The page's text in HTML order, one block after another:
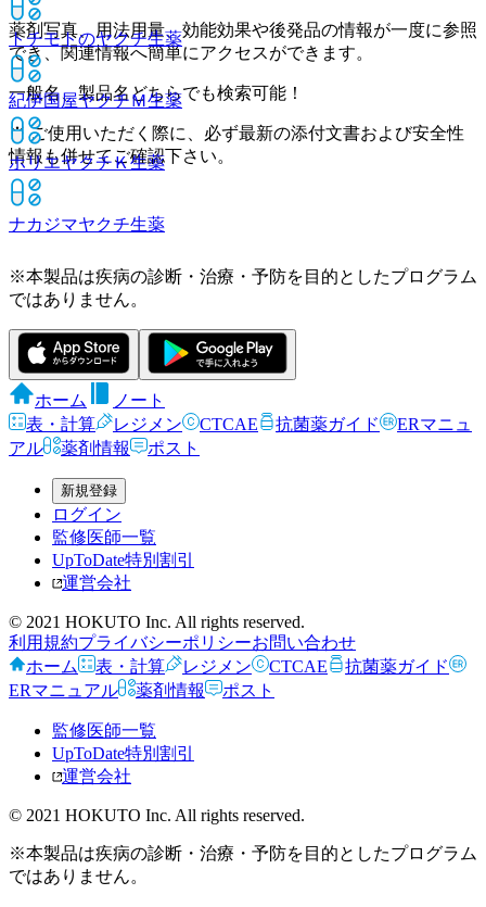
トチモトのヤクチ生薬
紀伊国屋ヤクチＭ生薬
ホリエヤクチＫ生薬
ナカジマヤクチ生薬
薬剤写真、用法用量、効能効果や後発品の情報が一度に参照
でき、関連情報へ簡単にアクセスができます。
一般名、製品名どちらでも検索可能！
※ ご使用いただく際に、必ず最新の添付文書および安全性
情報も併せてご確認下さい。
※本製品は疾病の診断・治療・予防を目的としたプログラム
ではありません。
ホーム
ノート
表・計算
レジメン CTCAE 抗菌薬ガイド
ERマニュ
アル
薬剤情報 ポスト
新規登録
ログイン
監修医師一覧
UpToDate特別割引
運営会社
© 2021 HOKUTO Inc. All rights reserved.
利用規約プライバシーポリシーお問い合わせ
ホーム
表・計算 レジメン CTCAE
抗菌薬ガイド
ERマニュアル
薬剤情報 ポスト
監修医師一覧
UpToDate特別割引
運営会社
© 2021 HOKUTO Inc. All rights reserved.
※本製品は疾病の診断・治療・予防を目的としたプログラム
ではありません。